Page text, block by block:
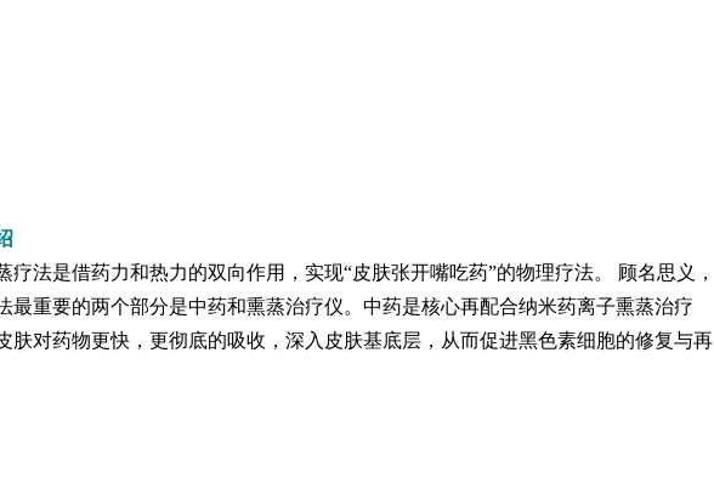
法是借药力和热力的双向作用，实现“皮肤张开嘴吃药”的物理疗法。 顾名思义，
最重要的两个部分是中药和熏蒸治疗仪。中药是核心再配合纳米药离子熏蒸治疗
肤对药物更快，更彻底的吸收，深入皮肤基底层，从而促进黑色素细胞的修复与再